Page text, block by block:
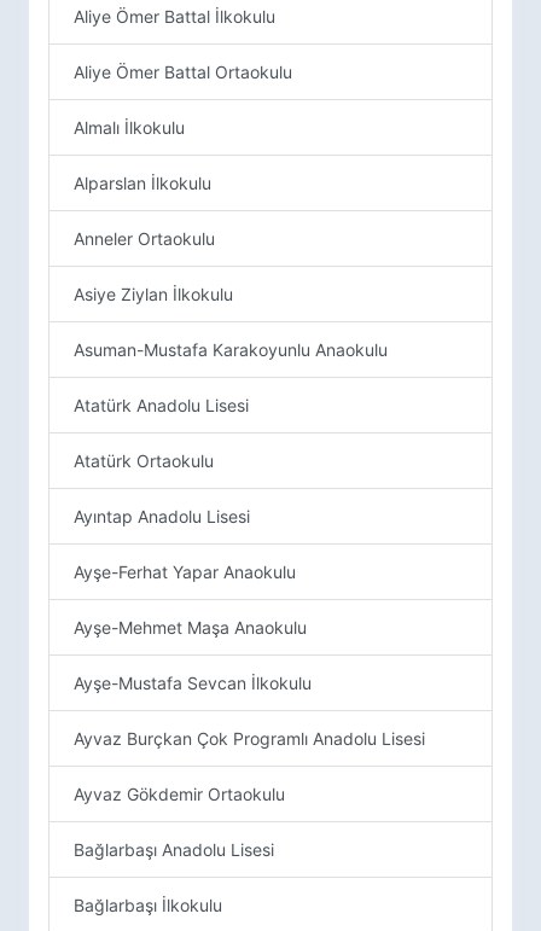
Aliye Ömer Battal İlkokulu
Aliye Ömer Battal Ortaokulu
Almalı İlkokulu
Alparslan İlkokulu
Anneler Ortaokulu
Asiye Ziylan İlkokulu
Asuman-Mustafa Karakoyunlu Anaokulu
Atatürk Anadolu Lisesi
Atatürk Ortaokulu
Ayıntap Anadolu Lisesi
Ayşe-Ferhat Yapar Anaokulu
Ayşe-Mehmet Maşa Anaokulu
Ayşe-Mustafa Sevcan İlkokulu
Ayvaz Burçkan Çok Programlı Anadolu Lisesi
Ayvaz Gökdemir Ortaokulu
Bağlarbaşı Anadolu Lisesi
Bağlarbaşı İlkokulu